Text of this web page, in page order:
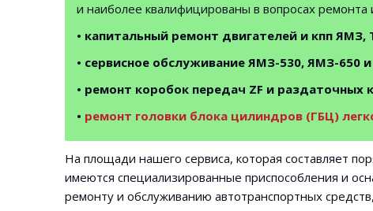
и наиболее квалифицированы в вопросах ремонта
• капитальный ремонт двигателей и кпп ЯМЗ,
• сервисное обслуживание ЯМЗ-530, ЯМЗ-650
• ремонт коробок передач ZF и раздаточных
• ремонт головки блока цилиндров (ГБЦ)
На площади нашего сервиса, которая составляет
имеются специализированные приспособления и
ремонту и обслуживанию автотранспортных